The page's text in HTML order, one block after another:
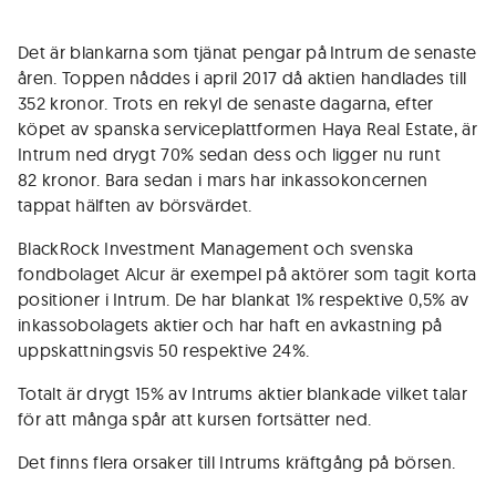
Det är blankarna som tjänat pengar på Intrum de senaste
åren. Toppen nåddes i april 2017 då aktien handlades till
352 kronor. Trots en rekyl de senaste dagarna, efter
köpet av spanska serviceplattformen Haya Real Estate, är
Intrum ned drygt 70% sedan dess och ligger nu runt
82 kronor. Bara sedan i mars har inkassokoncernen
tappat hälften av börsvärdet.
BlackRock Investment Management och svenska
fondbolaget Alcur är exempel på aktörer som tagit korta
positioner i Intrum. De har blankat 1% respektive 0,5% av
inkassobolagets aktier och har haft en avkastning på
uppskattningsvis 50 respektive 24%.
Totalt är drygt 15% av Intrums aktier blankade vilket talar
för att många spår att kursen fortsätter ned.
Det finns flera orsaker till Intrums kräftgång på börsen.